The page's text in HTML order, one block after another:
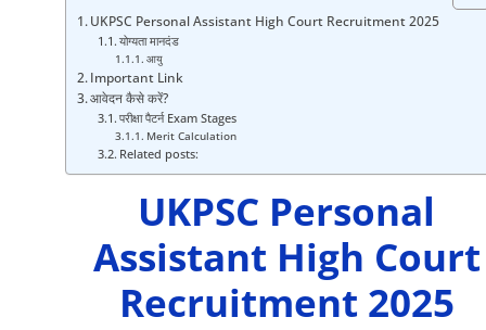
UKPSC Personal Assistant High Court Recruitment 2025
योग्यता मानदंड
आयु
Important Link
आवेदन कैसे करें?
परीक्षा पैटर्न Exam Stages
Merit Calculation
Related posts:
UKPSC Personal
Assistant High Court
Recruitment 2025